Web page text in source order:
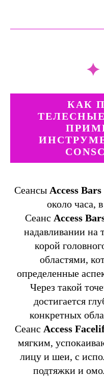
КАК
Сеансы Access Bars
около часа,
Сеанс Access
надавливании на
корой
областями,
определенные
Через такой
достигается
конкретных
Сеанс Access
мягким,
лицу и шеи, с
подтяжки и